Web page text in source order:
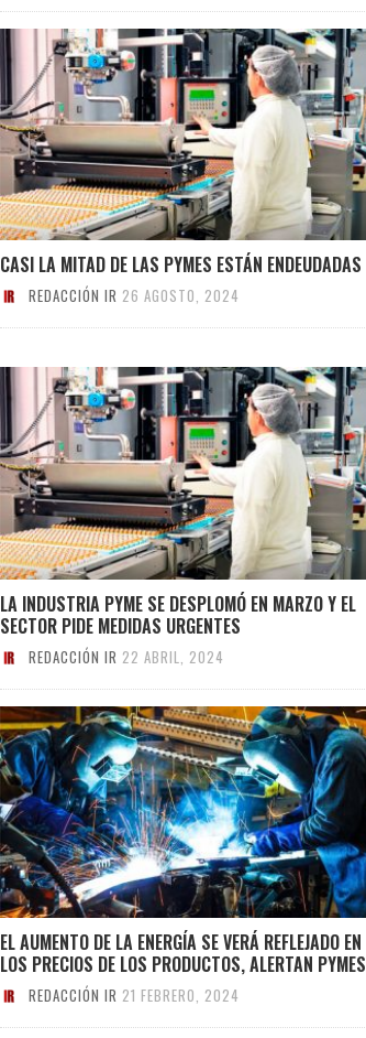
CASI LA MITAD DE LAS PYMES ESTÁN ENDEUDADAS
REDACCIÓN IR 26 AGOSTO, 2024
LA INDUSTRIA PYME SE DESPLOMÓ EN MARZO Y EL
SECTOR PIDE MEDIDAS URGENTES
REDACCIÓN IR 22 ABRIL, 2024
EL AUMENTO DE LA ENERGÍA SE VERÁ REFLEJADO EN
LOS PRECIOS DE LOS PRODUCTOS, ALERTAN PYMES
REDACCIÓN IR 21 FEBRERO, 2024